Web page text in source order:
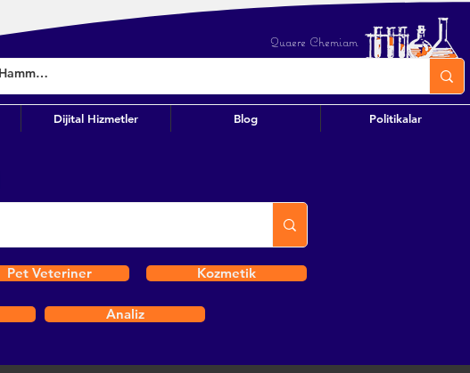
Quaere Chemiam
Dijital Hizmetler Blog Politikalar
Pet Veteriner Kozmetik
Analiz